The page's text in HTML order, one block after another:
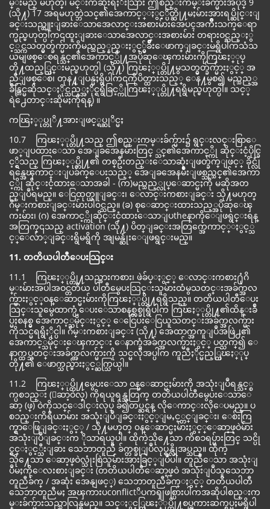
(သို႔) 17 အရမဟုတ္ဘဲသင္၏အေကာင့္ႏွင့္ပိတ္ဆို႔မႈမ်ားအားရပ္ဆိုင္းျ
ခင္းသည္ထူးျခားေသာအေလာင္းအစားမ်ားအေပၚအက်ိဳးသက္ေရာ
က္မည္မဟုတ္ပါက၎ထူးျခားေသာအေလာင္းအစားမ်ား တရားဝင္သည္ႏွ
င့္သင္ကသတ္မွတ္ခ်က္မ်ားကိုမည္သည့္နည္းႏွင့္မွ်ခ်ိဳးေဖာက္ျခင္းမရွိပါကသံသ
ယမျဖစ္ေစရန္သင္၏အေကာင့္သို႔အပိုဆုေၾကးမ်ားကိုကြၽႏ္ုပ္
တို႔ထည့္သြင္းမည္မဟုတ္ပါ (သို႔) ကြၽႏ္ုပ္တို႔မွသတ္မွတ္ခ်က္မ်ားႏွင့္ အ
ညီျဖစ္ေစ၊ တုန႔္ျပန္မႈရွိပါက၎ကိုပိတ္ထားသည့္ ေန႔မွစ၍ မည္သည့္အ
ခ်ိန္တြင္မဆိုသင္ႏိုင္သည့္အႏိုင္ရရွိခြင့္ကိုကြၽႏ္ုပ္တို႔ရရွိမည္မဟုတ္ပါ။ သင့္
ရဲ႕ေတာင္းဆိုမႈကိုရန္) ။
ကၽြႏ္ုပ္တုိ႔အားျဖင့္ရပ္ဆုိင္မႈ
10.7 ကြၽႏ္ုပ္တို႔သည္ ဤစည္းကမ္းခ်က္မ်ား၌ ရွင္းလင္းစြာေ
ဖာ္ျပထားေသာ အေျခအေနမ်ားတြင္ ္သင္၏အေကာင့္ကို ဆိုင္းငံ့ပိုင္ခြ
င့္ရွိသည္ ကြၽႏ္ုပ္တို႔၏ တစ္ဦးတည္းေသာဆုံးျဖတ္ခ်က္ျဖင့္ ခိုင္လုံ
ရန္အေၾကာင္းျပခ်က္ေပးသည့္ အေျခအေနမ်ိဳးျဖစ္သည္သင္၏အေကာ
င့္ကို ဆိုင္းငံ့ထားေသာအခါ - (က)မည္သည့္လုပ္ေဆာင္မႈကို မဆိုအတ
ည္ျပဳရမည္။ ေငြထုတ္ယူျခင္း၊ ေလာင္းကစားျခင္း သို႔မဟုတ္
ဂိမ္းကစားျခင္းမ်ားပါ၀င္သည္။ (ခ) စုေဆာင္းထားသည့္အပိုဆုေၾ
ကးမ်ား၊ (ဂ) အေကာင့္ကိုဆိုင္းငံ့ထားေသာျပtheနာကိုေျဖရွင္းရန္
အတြက္၎သည္ activation (သို႔) ပိတ္ျခင္းအတြက္အေကာင့္ႏွင့္သ
င့္ေလ်ာ္ျခင္းရွိမရွိကို အျမန္ဆုံးေျဖရွင္းမည္။
11. တတိယပါတီေပးသြင္း
11.1 ကြၽႏ္ုပ္တို႔သည္အားကစား၊ ဖဲခ်ပ္ႏွင့္ ေလာင္းကစား႐ုံဂိ
မ္းမ်ားအပါအဝင္တတိယ ပါတီမွေပးသြင္းသူမ်ားထံမွသတင္းအခ်က္အလ
က္မ်ားႏွင့္ဝန္ေဆာင္မႈမ်ားကိုကြၽႏ္ုပ္တို႔ရရွိသည္။ တတိယပါတီေပး
သြင္းသူမွေထာက္ပံ့ေပးေသာစနစ္တစ္ခုရွိပါက ကြၽႏ္ုပ္တို႔၏ထိန္းခ်ဳ
ပ္မႈစနစ္မွ အေကာင့္သမိုင္းႏွင့္ ေငြေပးေငြယူသတင္းအခ်က္အလက္မ်ား
ကိုသင္မရရွိႏိုင္ပါ။ ဂိမ္းကစားျခင္း (သို႔) အေထာက္အကူျပဳအဖြဲ႕၏
အေကာင့္သမိုင္းေၾကာင္း ေနာက္ခံအခ်က္အလက္မ်ားႏွင့္ ပတ္သက္၍ ေ
နာက္ထပ္သတင္းအခ်က္အလက္မ်ားကို သင္မလိုအပ္ပါက ကူညီႏိုင္မည့္ကြၽႏ္ုပ္
တို႔၏ ေဖာက္သည္မ်ားႏွင့္ဆက္သြယ္ပါ။
11.2 ကြၽႏ္ုပ္တို႔မွေပးေသာ ဝန္ေဆာင္မႈမ်ားကို အသုံးျပဳရန္သင့္စ
က္ပစၥည္း (ေဆာ့ဝဲလ္) ကိုရယူရန္အတြက္ တတိယပါတီမွေပးေသာေ
ဆာ့ (ဖ္) ဝဲကိုသင္ေဒါင္းလုပ္ ခ်၍တပ္ဆင္ရန္ လိုေကာင္းလိုေပမည္။ ပ
စၥည္းကိရိယာမ်ား အသုံးျပဳျခင္းႏွင့္ျမႇင့္တင္ျခင္း၊ ေစ်းကြ
က္ရွာေဖြျခင္းႏွင့္ / သို႔မဟုတ္ ၀န္ေဆာင္မႈမ်ားႏွင့္ေဆာ့ဖ္ဝဲမ်ား
အသုံးျပဳျခင္းက ိုသာရယူပါ။ ထိုကဲ့သို႔ေသာ ကိစၥရပ္မ်ားတြင္ သင္ပို
င္ရွင္ႏွင့္သီးျခား သေဘာတူညီ ခ်က္တစ္ခုျပဳလုပ္ရန္လိုအပ္သည္။ ထိုကဲ့
သို႔ေသာ ေဆာ့ဖ္ဝဲလ္သုံးစြဲသူမ်ားအားခြင့္ျပဳပါ။ တူညီေသာ အသုံးျ
ပဳမႈကိုေလးစားျခင္း (တတိယပါတီေဆာ့ဖ္ဝဲ အသုံးျပဳသူသေဘာ
တူညီခ်က္ / အဆုံး အေနျဖင့္) သေဘာတူညီခ်က္ႏွင့္ တတိယပါတီ
သေဘာတူညီမႈ အၾကားပconflictိပကၡျဖစ္ပြားပါကအဆိုပါစည္းက
မ္းခ်က္မ်ားသည္သာလြန္ရမည္။ သင္ႏွင့္ကြၽႏ္ုပ္တို႔စပ္ၾကားဆက္စပ္မႈမရွိပါ